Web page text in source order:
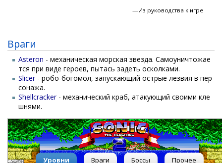
—Из руководства к игре
Враги
Asteron - механическая морская звезда. Самоуничтожае
тся при виде героев, пытась задеть осколками.
Slicer- робо-богомол, запускающий острые лезвия в пер
сонажа.
Shellcracker- механический краб, атакующий своими кле
шнями.
Уровни Враги Боссы Прочее